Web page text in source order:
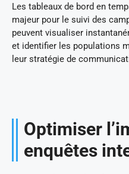
Les tableaux de bord en
majeur pour le suivi des
peuvent visualiser
et identifier les populations
leur stratégie de
Optimiser
enquêtes